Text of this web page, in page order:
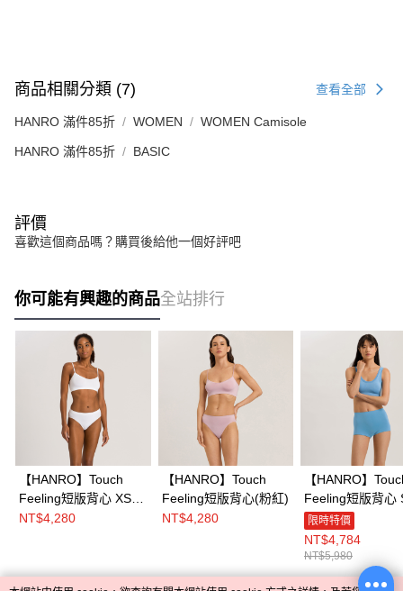
商品相關分類 (7) 查看全部
HANRO 滿件85折 WOMEN WOMEN Camisole
HANRO 滿件85折 BASIC
評價
喜歡這個商品嗎？購買後給他一個好評吧
你可能有興趣的商品全站排行
【HANRO】Touch
Feeling短版背心 XS-L
(白)
NT$4,280
【HANRO】Touch
Feeling短版背心(粉紅)
NT$4,280
【HANRO】
Feeling短版背心
(天使藍)
限時特價
NT$4,784
NT$5,980